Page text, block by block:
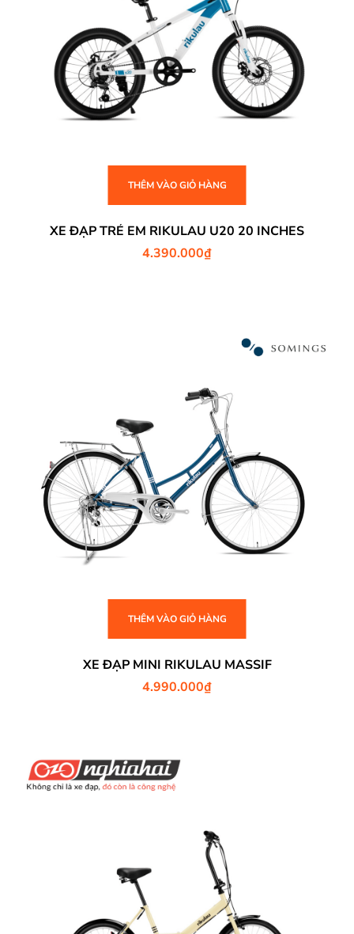
THÊM VÀO GIỎ HÀNG
XE ĐẠP TRẺ EM RIKULAU U20 20 INCHES
4.390.000₫
THÊM VÀO GIỎ HÀNG
XE ĐẠP MINI RIKULAU MASSIF
4.990.000₫